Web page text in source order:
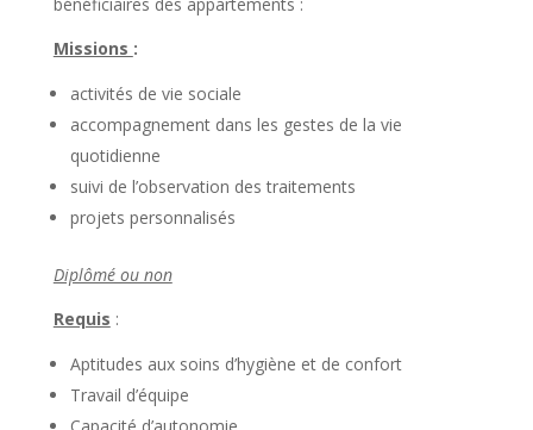
Missions :
activités de vie sociale
accompagnement dans les gestes de la vie
quotidienne
suivi de l’observation des traitements
projets personnalisés
Diplômé ou non
Requis :
Aptitudes aux soins d’hygiène et de confort
Travail d’équipe